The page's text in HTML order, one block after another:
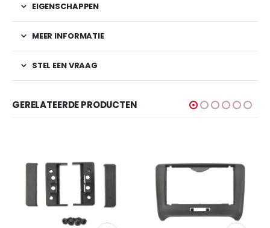
EIGENSCHAPPEN
MEER INFORMATIE
STEL EEN VRAAG
GERELATEERDE PRODUCTEN